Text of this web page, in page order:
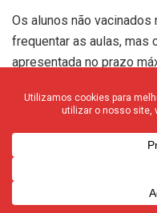
Os alunos não
frequentar as aulas, mas
apresentada no prazo
autoridades sanitárias
Um dos artigos do
determina a
casos recomendados